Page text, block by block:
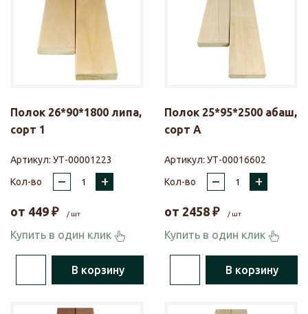
Полок 26*90*1800 липа,
сорт 1
Артикул: УТ-00001223
Кол-во
– +
от 449 ₽ / шт
Купить в один клик
В корзину
Полок 25*95*2500 абаш,
сорт А
Артикул: УТ-00016602
Кол-во
– +
от 2458 ₽ / шт
Купить в один клик
В корзину